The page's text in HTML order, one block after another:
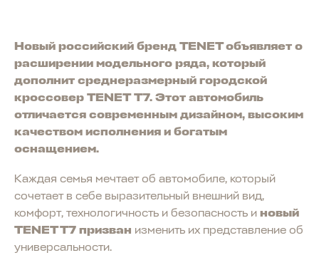
Новый российский бренд TENET объявляет о
расширении модельного ряда, который
дополнит среднеразмерный городской
кроссовер TENET T7. Этот автомобиль
отличается современным дизайном, высоким
качеством исполнения и богатым
оснащением.
Каждая семья мечтает об автомобиле, который
сочетает в себе выразительный внешний вид,
комфорт, технологичность и безопасность и новый
TENET T7 призван изменить их представление об
универсальности.